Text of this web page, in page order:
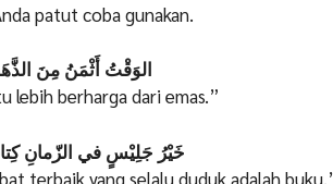
patut coba gunakan.
11. الوَقْتُ أَثْمَنُ مِنَ
lebih berharga dari emas.”
12. خَيْرُ جَلِيْسٍ في الزّمانِ
terbaik yang selalu duduk adalah